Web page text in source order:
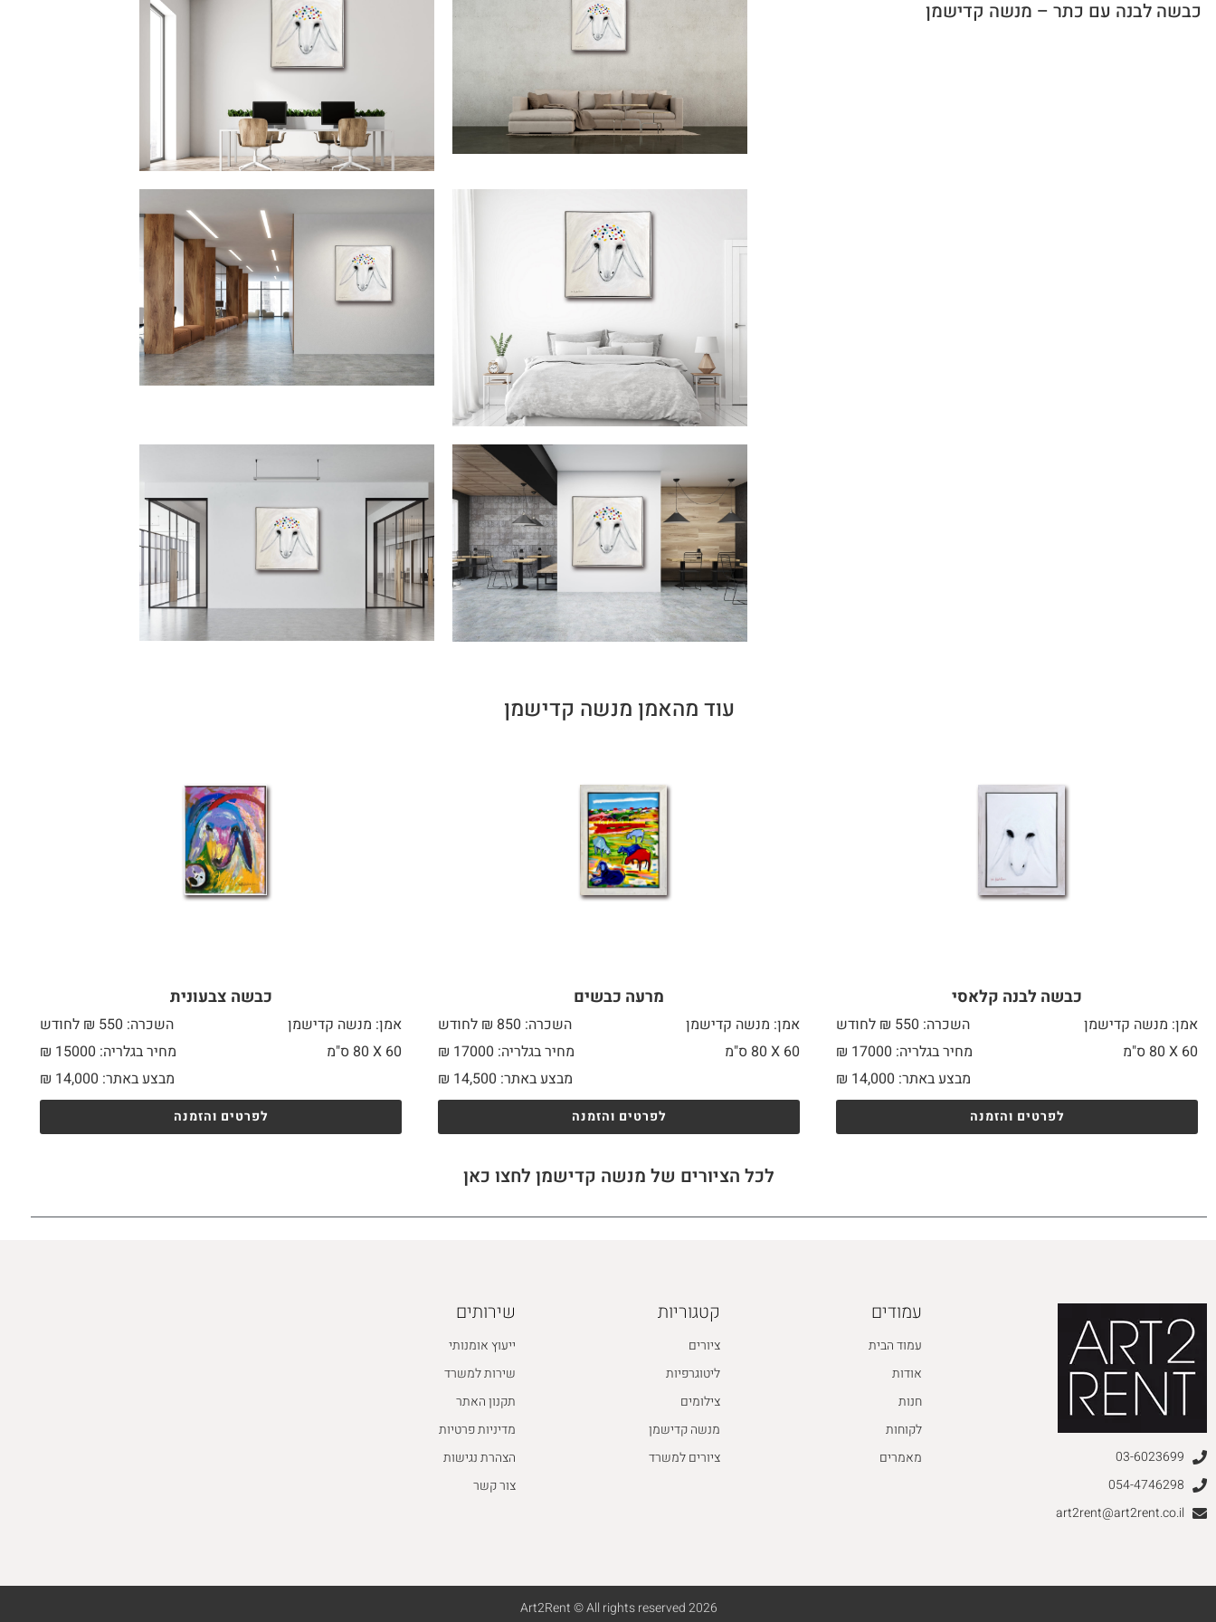
כבשה לבנה עם כתר – מנשה קדישמן
עוד מהאמן מנשה קדישמן
כבשה לבנה קלאסי
אמן: מנשה קדישמן
השכרה: 550 ₪ לחודש
60 X
מחיר בגלריה: 17000 ₪
מבצע באתר:
₪ 14,000
לפרטים והזמנה
מרעה כבשים
אמן: מנשה קדישמן
השכרה: 850 ₪ לחודש
60 X
מחיר בגלריה: 17000 ₪
מבצע באתר:
₪ 14,500
לפרטים והזמנה
כבשה צבעונית
אמן: מנשה קדישמן
השכרה: 550 ₪ לחודש
60 X
מחיר בגלריה: 15000 ₪
מבצע באתר:
₪ 14,000
לפרטים והזמנה
לכל הציורים של מנשה קדישמן לחצו כאן
03-6023699
054-4746298
art2rent@art2rent.co.il
עמודים
עמוד הבית
אודות
חנות
לקוחות
מאמרים
קטגוריות
ציורים
ליטוגרפיות
צילומים
מנשה קדישמן
ציורים למשרד
שירותים
ייעוץ אומנותי
שירות למשרד
תקנון האתר
מדיניות פרטיות
הצהרת נגישות
צור קשר
2026 Art2Rent © All rights reserved